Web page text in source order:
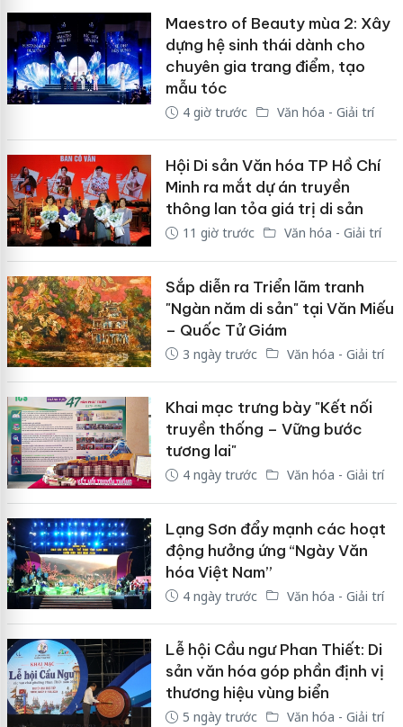
Maestro of Beauty mùa 2: Xây
dựng hệ sinh thái dành cho
chuyên gia trang điểm, tạo
mẫu tóc
4 giờ trước Văn hóa - Giải trí
Hội Di sản Văn hóa TP Hồ Chí
Minh ra mắt dự án truyền
thông lan tỏa giá trị di sản
11 giờ trước Văn hóa - Giải trí
Sắp diễn ra Triển lãm tranh
"Ngàn năm di sản" tại Văn Miếu
– Quốc Tử Giám
3 ngày trước Văn hóa - Giải trí
Khai mạc trưng bày "Kết nối
truyền thống – Vững bước
tương lai"
4 ngày trước Văn hóa - Giải trí
Lạng Sơn đẩy mạnh các hoạt
động hưởng ứng “Ngày Văn
hóa Việt Nam”
4 ngày trước Văn hóa - Giải trí
Lễ hội Cầu ngư Phan Thiết: Di
sản văn hóa góp phần định vị
thương hiệu vùng biển
5 ngày trước Văn hóa - Giải trí